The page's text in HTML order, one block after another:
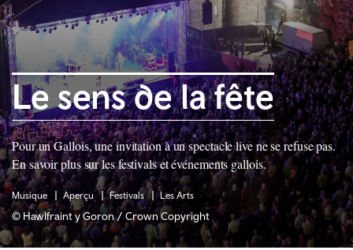
Le sens de la fête
Pour un Gallois, une invitation à un spectacle live ne se refuse pas.
En savoir plus sur les festivals et événements gallois.
Musique Aperçu Festivals Les Arts
© Hawlfraint y Goron / Crown Copyright